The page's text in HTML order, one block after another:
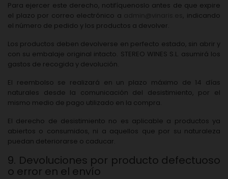
Para ejercer este derecho, notifíquenoslo antes de que expire
el plazo por correo electrónico a
, indicando
el número de pedido y los productos a devolver.
Los productos deben devolverse en perfecto estado, sin abrir y
con su embalaje original intacto. STEREO WINES S.L. asumirá los
gastos de recogida y devolución.
El reembolso se realizará en un plazo máximo de 14 días
naturales desde la comunicación del desistimiento, por el
mismo medio de pago utilizado en la compra.
El derecho de desistimiento no es aplicable a productos ya
abiertos o consumidos, ni a aquellos que por su naturaleza
puedan deteriorarse o caducar.
9. Devoluciones por producto defectuoso
o error en el envío